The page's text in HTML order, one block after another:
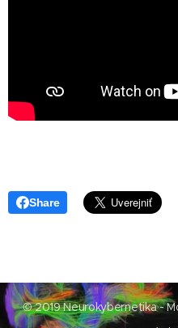
Share
© 2019 Neurokybernetika -